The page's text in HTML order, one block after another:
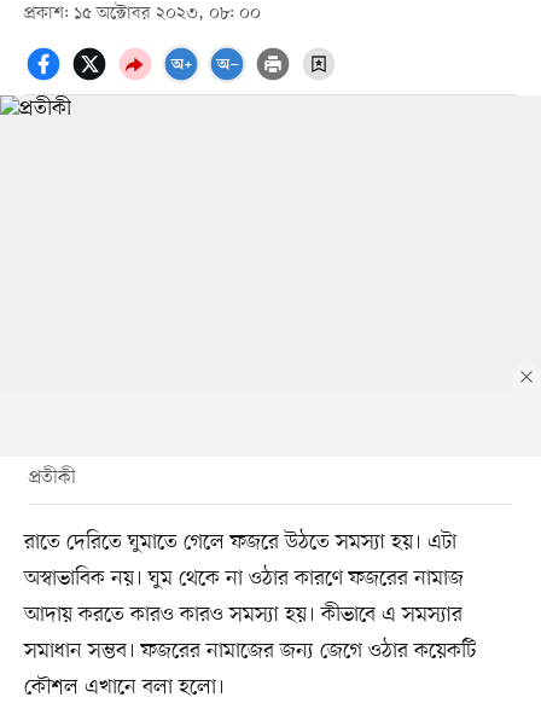
প্রকাশ: ১৫ অক্টোবর ২০২৩, ০৮: ০০
প্রতীকী
রাতে দেরিতে ঘুমাতে গেলে ফজরে উঠতে সমস্যা হয়। এটা
অস্বাভাবিক নয়। ঘুম থেকে না ওঠার কারণে ফজরের নামাজ
আদায় করতে কারও কারও সমস্যা হয়। কীভাবে এ সমস্যার
সমাধান সম্ভব। ফজরের নামাজের জন্য জেগে ওঠার কয়েকটি
কৌশল এখানে বলা হলো।